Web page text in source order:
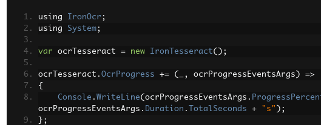
using IronOcr ;
using System;
var ocrTesseract = new IronTesseract();
ocrTesseract . OcrProgress += ( , ocrProgressEventsArgs )
=>
{
Console . WriteLine( ocrProgressEventsArgs .
ocrProgressEventsArgs . Duration . TotalSeconds + "s" );
};